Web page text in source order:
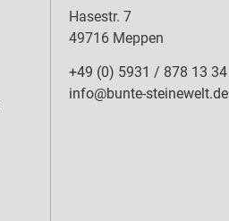
Hasestr. 7
49716 Meppen
+49 (0) 5931 / 878 13 34
info@bunte-steinewelt.de